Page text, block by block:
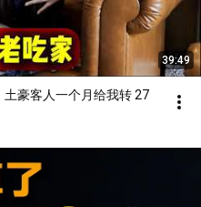
39:49
豪客人一个月给我转 27